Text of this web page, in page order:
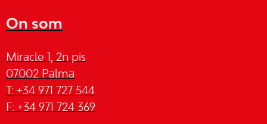
On som
Miracle 1, 2n pis
07002 Palma
T: +34 971 727 544
F: +34 971 724 369